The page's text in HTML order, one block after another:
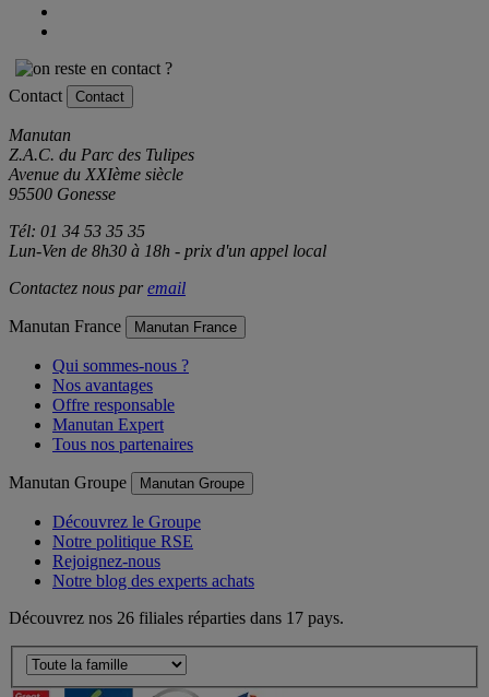
Contact Contact
Manutan
Z.A.C. du Parc des Tulipes
Avenue du XXIème siècle
95500 Gonesse
Tél: 01 34 53 35 35
Lun-Ven de 8h30 à 18h - prix d'un appel local
Contactez nous paremail
Manutan France Manutan France
Qui sommes-nous ?
Nos avantages
Offre responsable
Manutan Expert
Tous nos partenaires
Manutan Groupe Manutan Groupe
Découvrez le Groupe
Notre politique RSE
Rejoignez-nous
Notre blog des experts achats
Découvrez nos 26 filiales réparties dans 17 pays.